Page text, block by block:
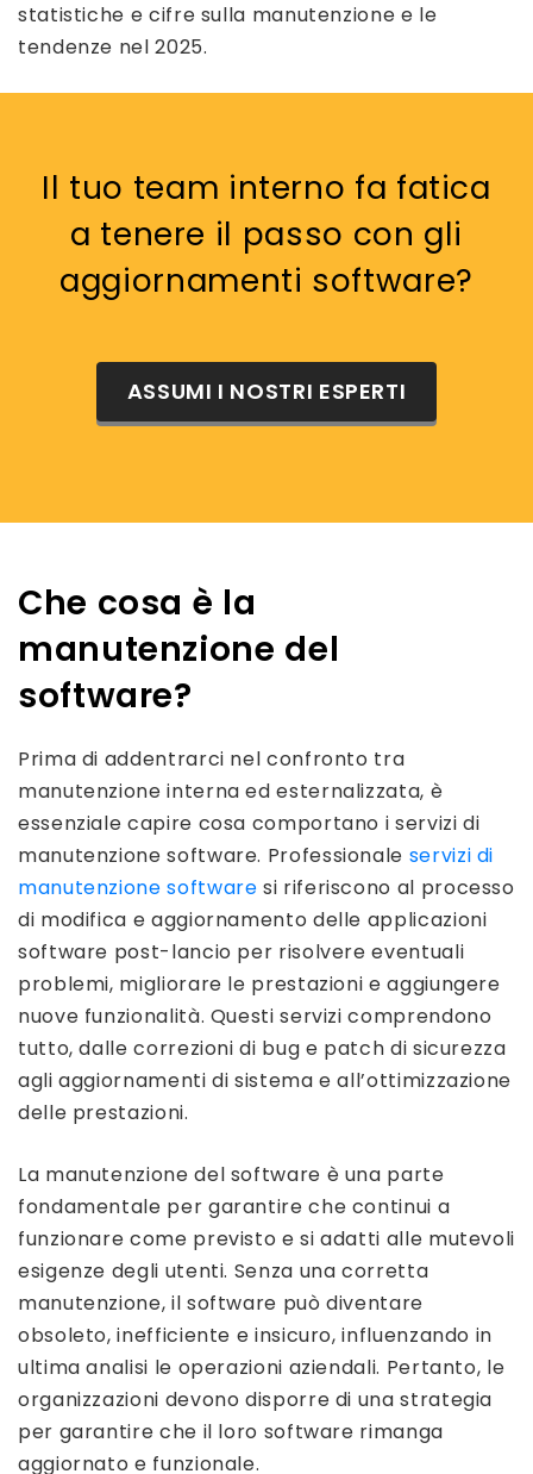
statistiche e cifre sulla manutenzione e le
tendenze nel 2025.
Il tuo team interno fa fatica
a tenere il passo con gli
aggiornamenti software?
ASSUMI I NOSTRI ESPERTI
Che cosa è la
manutenzione del
software?
Prima di addentrarci nel confronto tra
manutenzione interna ed esternalizzata, è
essenziale capire cosa comportano i servizi di
manutenzione software. Professionale servizi di
manutenzione software si riferiscono al processo
di modifica e aggiornamento delle applicazioni
software post-lancio per risolvere eventuali
problemi, migliorare le prestazioni e aggiungere
nuove funzionalità. Questi servizi comprendono
tutto, dalle correzioni di bug e patch di sicurezza
agli aggiornamenti di sistema e all’ottimizzazione
delle prestazioni.
La manutenzione del software è una parte
fondamentale per garantire che continui a
funzionare come previsto e si adatti alle mutevoli
esigenze degli utenti. Senza una corretta
manutenzione, il software può diventare
obsoleto, inefficiente e insicuro, influenzando in
ultima analisi le operazioni aziendali. Pertanto, le
organizzazioni devono disporre di una strategia
per garantire che il loro software rimanga
aggiornato e funzionale.